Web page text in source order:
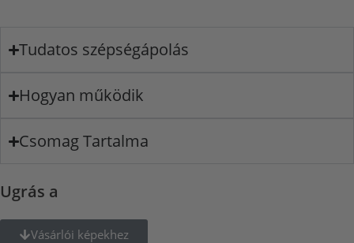
Tudatos szépségápolás
Hogyan működik
Csomag Tartalma
Ugrás a
Vásárlói képekhez